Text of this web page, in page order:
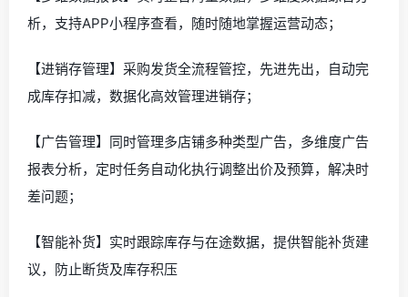
析，支持APP小程序查看，随时随地掌握运营动态；
【进销存管理】采购发货全流程管控，先进先出，自动完
成库存扣减，数据化高效管理进销存；
【广告管理】同时管理多店铺多种类型广告，多维度广告
报表分析，定时任务自动化执行调整出价及预算，解决时
差问题；
【智能补货】实时跟踪库存与在途数据，提供智能补货建
议，防止断货及库存积压